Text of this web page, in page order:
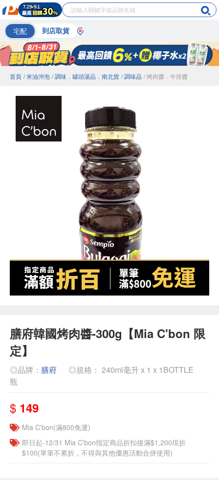
宅配 到店取貨
首頁 / 米油沖泡 / 調味．罐頭湯品．南北貨 / 調味品 / 烤肉醬．牛排醬
膳府韓國烤肉醬-300g【Mia C'bon 限
定】
◎品牌： 膳府
◎規格： 240ml毫升 x 1 x 1BOTTLE
瓶
$ 149
Mia C'bon(滿800免運)
即日起-12/31 Mia C'bon指定商品折扣後滿$1,200現折
$100(單筆不累折，不得與其他優惠活動合併使用)